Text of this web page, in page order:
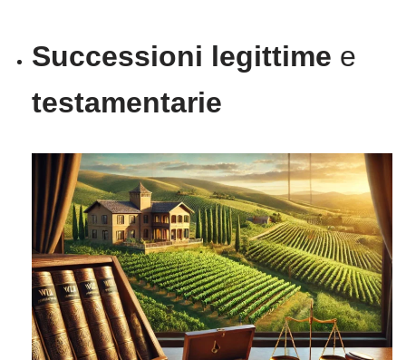
Successioni legittime e
testamentarie